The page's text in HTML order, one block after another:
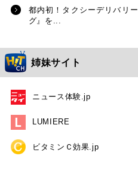
都内初！タクシーデリバリ
グ』を...
姉妹サイト
ニュース体験.jp
LUMIERE
ビタミンＣ効果.jp